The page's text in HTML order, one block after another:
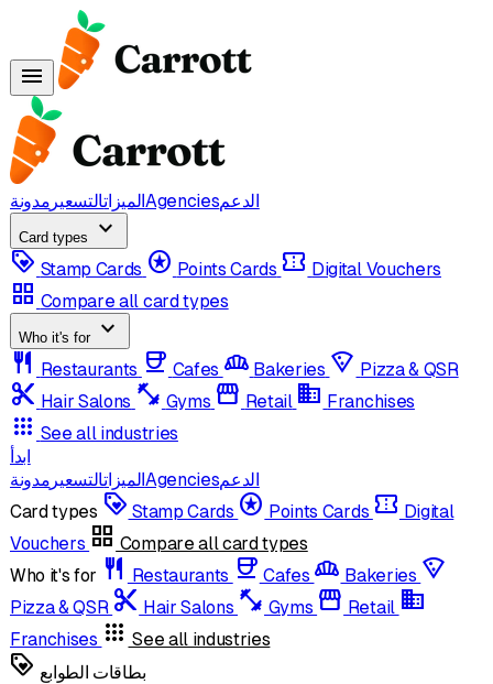
menu
الميزاتالتسعير مدونة Agenciesالدعم
Card types
expand_more
loyalty Stamp Cards stars Points Cards confirmation_number Digital Vouchers
grid_view Compare all card types
Who it's for expand_more
restaurant Restaurants coffee Cafes bakery_dining Bakeries local_pizza Pizza & QSR
content_cut Hair Salons fitness_center Gyms storefront Retail domain Franchises
apps See all industries
ابدأ
الميزاتالتسعير مدونة Agenciesالدعم
Card types loyalty Stamp Cards stars Points Cards confirmation_number Digital
Vouchers grid_view Compare all card types
Who it's for restaurant Restaurants coffee Cafes bakery_dining Bakeries local_pizza
Pizza & QSR content_cut Hair Salons fitness_center Gyms storefront Retail domain
Franchises apps See all industries
loyalty بطاقات الطوابع